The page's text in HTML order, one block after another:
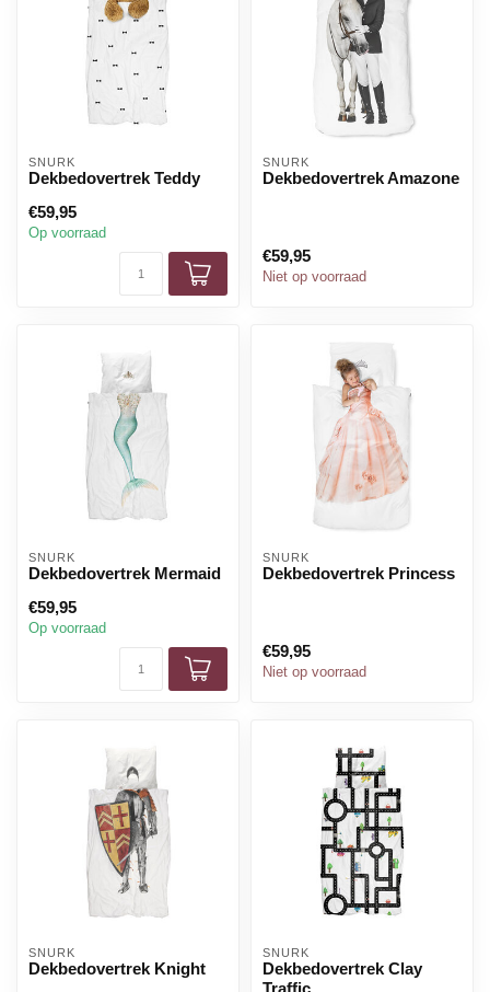
SNURK
Dekbedovertrek Teddy
€59,95
Op voorraad
SNURK
Dekbedovertrek Amazone
€59,95
Niet op voorraad
SNURK
Dekbedovertrek Mermaid
€59,95
Op voorraad
SNURK
Dekbedovertrek Princess
€59,95
Niet op voorraad
SNURK
Dekbedovertrek Knight
SNURK
Dekbedovertrek Clay
Traffic